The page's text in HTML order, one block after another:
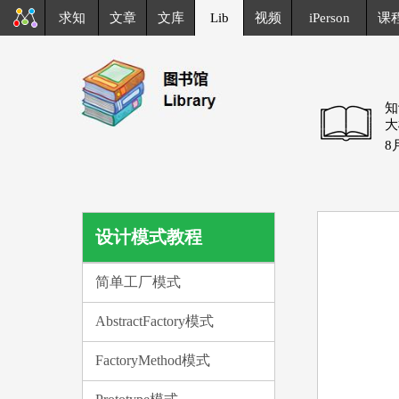
求知 文章 文库 Lib 视频 iPerson 课
8
设计模式教程
简单工厂模式
AbstractFactory模式
FactoryMethod模式